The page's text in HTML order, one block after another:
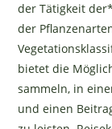
der Tätigkeit
der
bietet die
sammeln, in
und einen